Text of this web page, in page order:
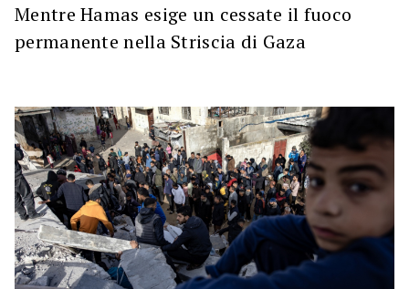
Mentre Hamas esige un cessate il fuoco
permanente nella Striscia di Gaza